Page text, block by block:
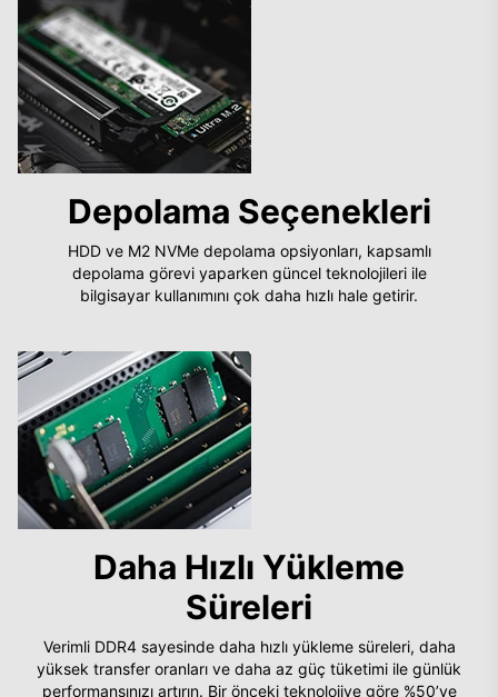
Depolama Seçenekleri
HDD ve M2 NVMe depolama opsiyonları, kapsamlı
depolama görevi yaparken güncel teknolojileri ile
bilgisayar kullanımını çok daha hızlı hale getirir.
Daha Hızlı Yükleme
Süreleri
Verimli DDR4 sayesinde daha hızlı yükleme süreleri, daha
yüksek transfer oranları ve daha az güç tüketimi ile günlük
performansınızı artırın. Bir önceki teknolojiye göre %50’ye